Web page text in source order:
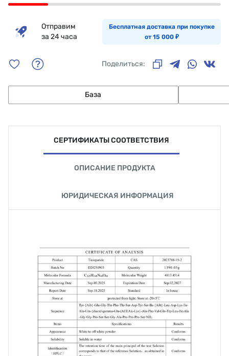
Отправим
за 24 часа
Бесплатная доставка при покупке
от 15 000 ₽
Поделиться:
База
СЕРТИФИКАТЫ СООТВЕТСТВИЯ
ОПИСАНИЕ ПРОДУКТА
ЮРИДИЧЕСКАЯ ИНФОРМАЦИЯ